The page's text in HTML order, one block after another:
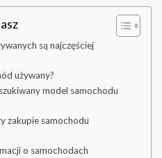
są najczęściej
używany?
model samochodu
zakupie samochodu
o samochodach